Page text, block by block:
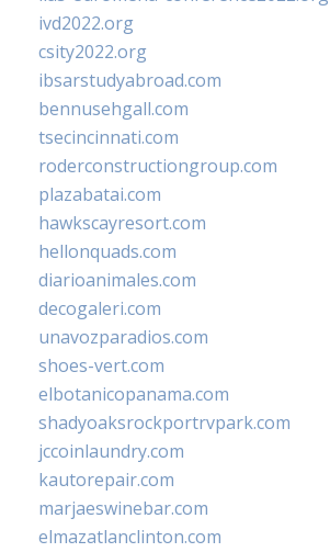
ivd2022.org
csity2022.org
ibsarstudyabroad.com
bennusehgall.com
tsecincinnati.com
roderconstructiongroup.com
plazabatai.com
hawkscayresort.com
hellonquads.com
diarioanimales.com
decogaleri.com
unavozparadios.com
shoes-vert.com
elbotanicopanama.com
shadyoaksrockportrvpark.com
jccoinlaundry.com
kautorepair.com
marjaeswinebar.com
elmazatlanclinton.com